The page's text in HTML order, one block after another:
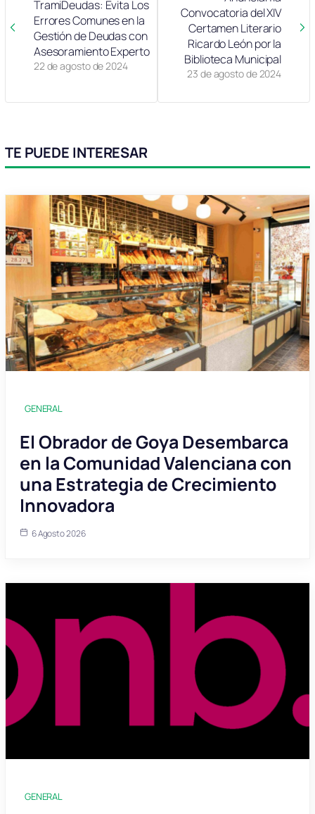
22 de agosto de 2024
TramiDeudas: Evita Los
Errores Comunes en la
Gestión de Deudas con
Asesoramiento Experto
23 de agosto de 2024
Convocatoria del XIV
Certamen Literario
Ricardo León por la
Biblioteca Municipal
TE PUEDE INTERESAR
GENERAL
El Obrador de Goya Desembarca
en la Comunidad Valenciana con
una Estrategia de Crecimiento
Innovadora
6 Agosto 2026
GENERAL